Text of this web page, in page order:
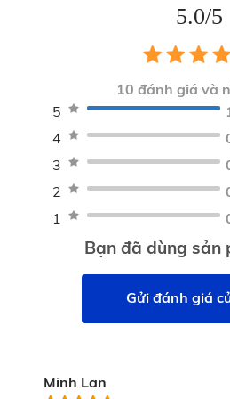
chất lượng
5.0/5
10 đánh giá và
5
4
3
2
1
Bạn đã dùng sản
Gửi đánh giá
Minh Lan